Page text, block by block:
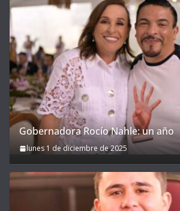
Gobernadora Rocío Nahle: un año
lunes 1 de diciembre de 2025